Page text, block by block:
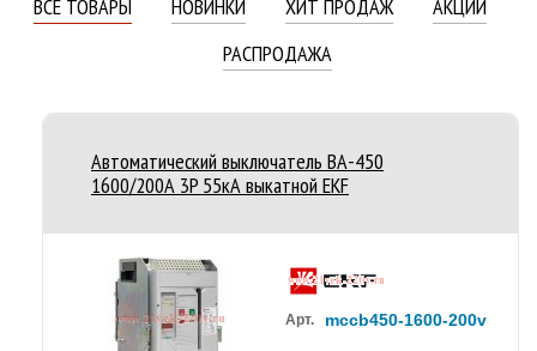
ВСЕ ТОВАРЫ НОВИНКИ ХИТ ПРОДАЖ
АКЦИИ
РАСПРОДАЖА
Автоматический выключатель ВА-450
1600/200А 3P 55кА выкатной EKF
Арт. mccb450-1600-200v